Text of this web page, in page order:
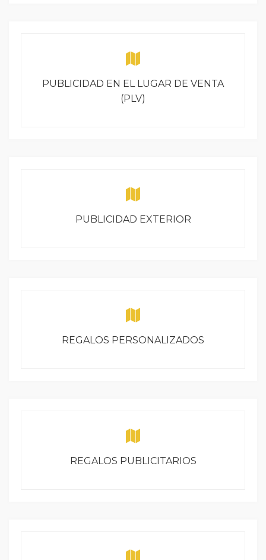
PUBLICIDAD EN EL LUGAR DE VENTA
(PLV)
PUBLICIDAD EXTERIOR
REGALOS PERSONALIZADOS
REGALOS PUBLICITARIOS